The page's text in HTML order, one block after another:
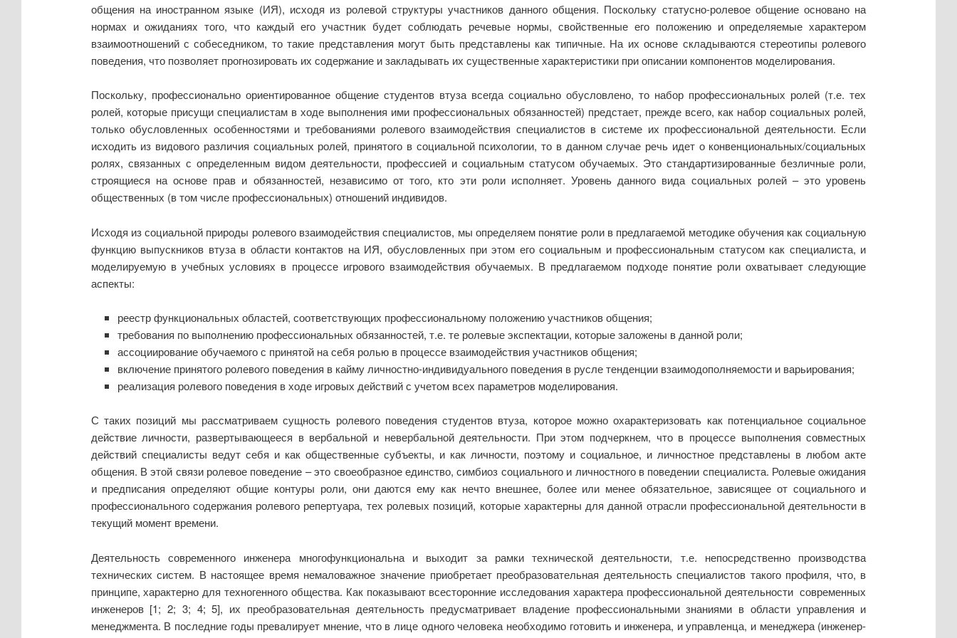
общения на иностранном языке (ИЯ), исходя из ролевой структуры участников данного общения. Поскольку статусно-ролевое общение основано на
нормах и ожиданияx того, что каждый его участник будет соблюдать речевые нормы, свойственные его положению и определяемые характером
взаимоотношений с собеседником, то такие представления могут быть представлены как типичные. На их основе складываются стереотипы ролевого
поведения, что позволяет прогнозировать их содержание и закладывать их существенные характеристики при описании компонентов моделирования.
Поскольку, профессионально ориентированное общение студентов втуза всегда социально обусловлено, то набор профессиональных ролей (т.е. тех
ролей, которые присущи специалистам в ходе выполнения ими профессиональных обязанностей) предстает, прежде всего, как набор социальных ролей,
только обусловленных особенностями и требованиями ролевого взаимодействия специалистов в системе их профессиональной деятельности. Если
исходить из видового различия социальных ролей, принятого в социальной психологии, то в данном случае речь идет о конвенциональных/социальных
ролях, связанных с определенным видом деятельности, профессией и социальным статусом обучаемых. Это стандартизированные безличные роли,
строящиеся на основе прав и обязанностей, независимо от того, кто эти роли исполняет. Уровень данного вида социальных ролей – это уровень
общественных (в том числе профессиональных) отношений индивидов.
Исходя из социальной природы ролевого взаимодействия специалистов, мы определяем понятие роли в предлагаемой методике обучения как социальную
функцию выпускников втуза в области контактов на ИЯ, обусловленных при этом его социальным и профессиональным статусом как специалиста, и
моделируемую в учебных условиях в процессе игрового взаимодействия обучаемых. В предлагаемом подходе понятие роли охватывает следующие
аспекты:
реестр функциональных областей, соответствующих профессиональному положению участников общения;
требования по выполнению профессиональных обязанностей, т.е. те ролевые экспектации, которые заложены в данной роли;
ассоциирование обучаемого с принятой на себя ролью в процессе взаимодействия участников общения;
включение принятого ролевого поведения в кайму личностно-индивидуального поведения в русле тенденции взаимодополняемости и варьирования;
реализация ролевого поведения в ходе игровых действий с учетом всех параметров моделирования.
С таких позиций мы рассматриваем сущность ролевого поведения студентов втуза, которое можно охарактеризовать как потенциальное социальное
действие личности, развертывающееся в вербальной и невербальной деятельности. При этом подчеркнем, что в процессе выполнения совместных
действий специалисты ведут себя и как общественные субъекты, и как личности, поэтому и социальное, и личностное представлены в любом акте
общения. В этой связи ролевое поведение – это своеобразное единство, симбиоз социального и личностного в поведении специалиста. Ролевые ожидания
и предписания определяют общие контуры роли, они даются ему как нечто внешнее, более или менее обязательное, зависящее от социального и
профессионального содержания ролевого репертуара, тех ролевых позиций, которые характерны для данной отрасли профессиональной деятельности в
текущий момент времени.
Деятельность современного инженера многофункциональна и выходит за рамки технической деятельности, т.е. непосредственно производства
технических систем. В настоящее время немаловажное значение приобретает преобразовательная деятельность специалистов такого профиля, что, в
принципе, характерно для техногенного общества. Как показывают всесторонние исследования характера профессиональной деятельности современных
инженеров [1; 2; 3; 4; 5], их преобразовательная деятельность предусматривает владение профессиональными знаниями в области управления и
менеджмента. В последние годы превалирует мнение, что в лице одного человека необходимо готовить и инженера, и управленца, и менеджера (инженер-